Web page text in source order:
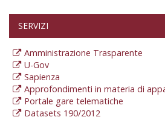
SERVIZI
Amministrazione Trasparente
U-Gov
Sapienza
Approfondimenti in materia di
Portale gare telematiche
Datasets 190/2012